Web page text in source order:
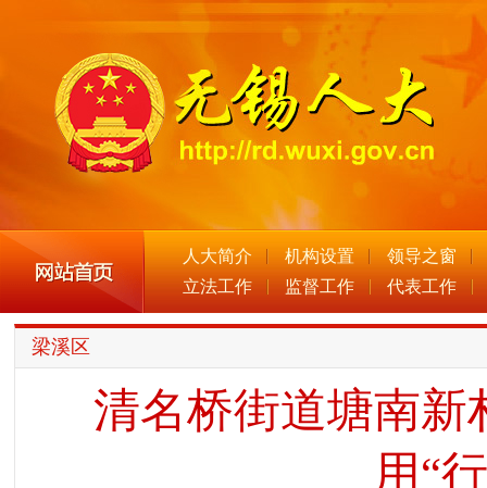
人大简介 机构设置
领导之窗
立法工作
监督工作 代表工作
梁溪区
清名桥街道塘南新
用“